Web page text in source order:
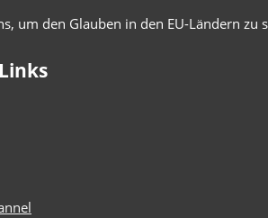
um den Glauben in den EU-Ländern zu